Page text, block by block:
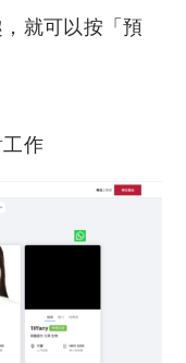
就可以按「預
作